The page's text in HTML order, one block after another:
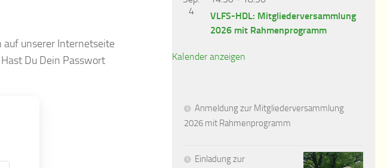
auf unserer Internetseite
Du Dein Passwort
4
VLFS-HDL: Mitgliederversammlung
2026 mit Rahmenprogramm
Kalender anzeigen
Anmeldung zur Mitgliederversammlung
2026 mit Rahmenprogramm
Einladung zur